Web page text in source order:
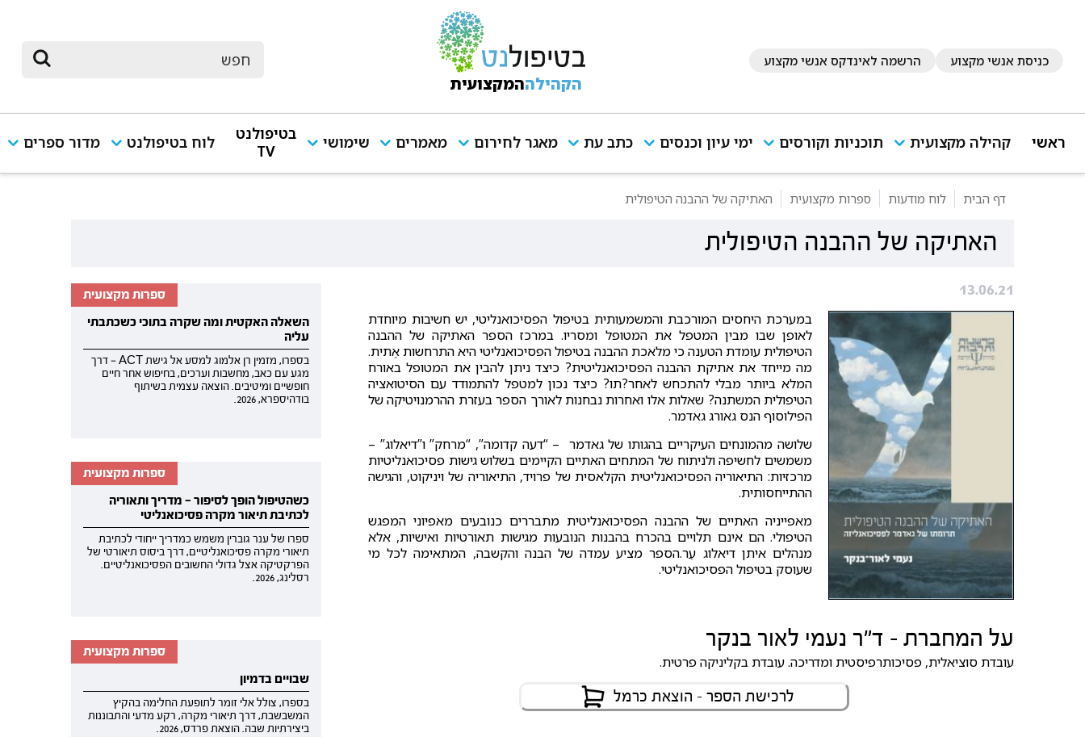
כניסת אנשי מקצוע הרשמה לאינדקס אנשי מקצוע
הקהילההמקצועית
ראשי קהילה מקצועית תוכניות וקורסים ימי עיון וכנסים כתב עת מאגר לחירום מאמרים שימושי
בטיפולנט
TV
לוח בטיפולנט מדור ספרים
דף הבית לוח מודעות ספרות מקצועית האתיקה של ההבנה הטיפולית
האתיקה של ההבנה הטיפולית
13.06.21
במערכת היחסים המורכבת והמשמעותית בטיפול הפסיכואנליטי, יש חשיבות מיוחדת
לאופן שבו מבין המטפל את המטופל ומסריו. במרכז הספר האתיקה של ההבנה
הטיפולית עומדת הטענה כי מלאכת ההבנה בטיפול הפסיכואנליטי היא התרחשות אֶתית.
מה מייחד את אתיקת ההבנה הפסיכואנליטית? כיצד ניתן להבין את המטופל באורח
המלא ביותר מבלי להתכחש לאחר?תו? כיצד נכון למטפל להתמודד עם הסיטואציה
הטיפולית המשתנה? שאלות אלו ואחרות נבחנות לאורך הספר בעזרת ההרמנויטיקה של
הפילוסוף הנס גאורג גאדמר.
שלושה מהמונחים העיקריים בהגותו של גאדמר – “דעה קדומה”, “מרחק” ו”דיאלוג” ­–
משמשים לחשיפה ולניתוח של המתחים האתיים הקיימים בשלוש גישות פסיכואנליטיות
מרכזיות: התיאוריה הפסיכואנליטית הקלאסית של פרויד, התיאוריה של ויניקוט, והגישה
ההתייחסותית.
מאפייניה האתיים של ההבנה הפסיכואנליטית מתבררים כנובעים מאפיוני המפגש
הטיפולי. הם אינם תלויים בהכרח בהבנות הנובעות מגישות תאורטיות ואישיות, אלא
מנהלים איתן דיאלוג עֵר.הספר מציע עמדה של הבנה והקשבה, המתאימה לכל מי
שעוסק בטיפול הפסיכואנליטי.
על המחברת - ד"ר נעמי לאור בנקר
עובדת סוציאלית, פסיכותרפיסטית ומדריכה. עובדת בקליניקה פרטית.
לרכישת הספר - הוצאת כרמל
ספרות מקצועית
השאלה האקטית ומה שקרה בתוכי כשכתבתי
עליה
בספרו, מזמין רן אלמוג למסע אל גישת ACT — דרך
מגע עם כאב, מחשבות וערכים, בחיפוש אחר חיים
חופשיים ומיטיבים. הוצאה עצמית בשיתוף
בודהיספרא, 2026.
ספרות מקצועית
כשהטיפול הופך לסיפור — מדריך ותאוריה
לכתיבת תיאור מקרה פסיכואנליטי
ספרו של ענר גוברין משמש כמדריך ייחודי לכתיבת
תיאורי מקרה פסיכואנליטיים, דרך ביסוס תיאורטי של
הפרקטיקה אצל גדולי החשובים הפסיכואנליטיים.
רסלינג, 2026.
ספרות מקצועית
שבויים בדמיון
בספרו, צולל אלי זומר לתופעת החלימה בהקיץ
המשבשבת, דרך תיאורי מקרה, רקע מדעי והתבוננות
ביצירתיות שבה. הוצאת פרדס, 2026.